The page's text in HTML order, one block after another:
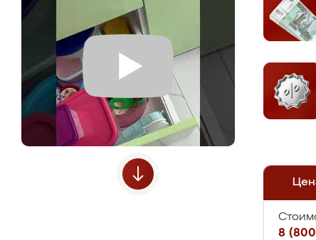
8